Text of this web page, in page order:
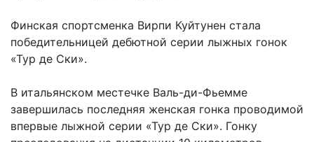
Финская спортсменка Вирпи Куйтунен стала
победительницей дебютной серии лыжных гонок
«Тур де Ски».
В итальянском местечке Валь-ди-Фьемме
завершилась последняя женская гонка проводимой
впервые лыжной серии «Тур де Ски». Гонку